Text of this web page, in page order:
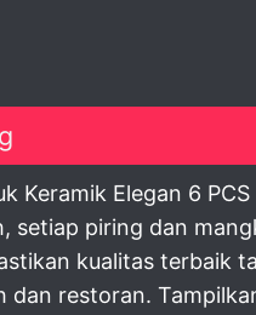
Keramik Elegan 6
piring dan
kualitas terbaik
dan restoran.